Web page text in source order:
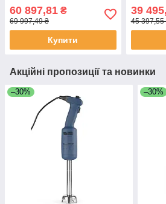
60 897,81 ₴
69 997,49 ₴
Купити
39
45 397,55
Акційні пропозиції та новинки
–30% –30%